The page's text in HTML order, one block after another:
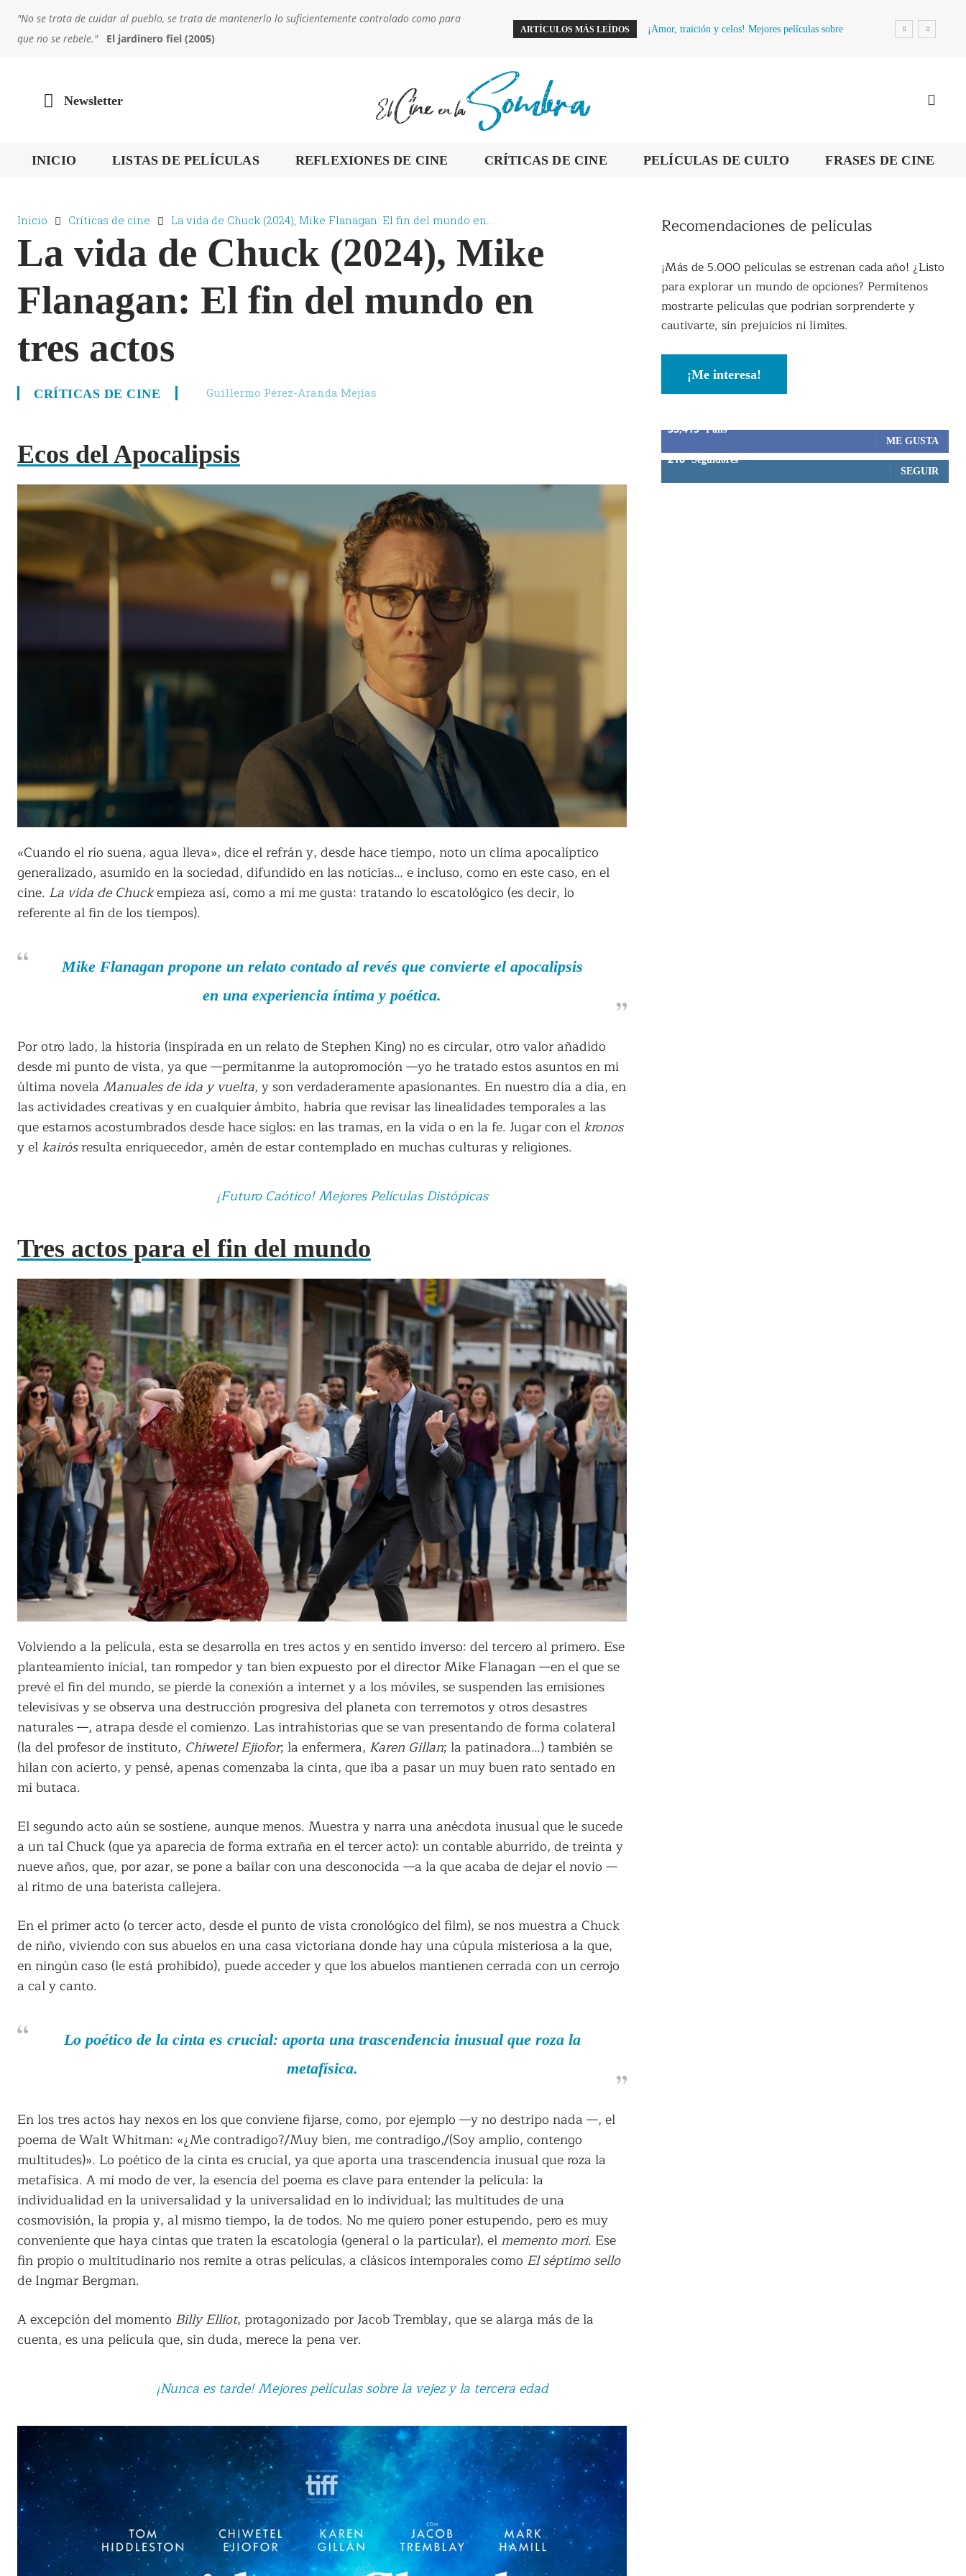
"No se trata de cuidar al pueblo, se trata de mantenerlo lo suficientemente controlado como para
que no se rebele."
El jardinero fiel (2005)
ARTÍCULOS MÁS LEÍDOS
¡Amor, traición y celos! Mejores películas sobre
Newsletter
INICIO LISTAS DE PELÍCULAS REFLEXIONES DE CINE CRÍTICAS DE CINE PELÍCULAS DE CULTO FRASES DE CINE
Inicio Críticas de cine La vida de Chuck (2024), Mike Flanagan: El fin del mundo en...
La vida de Chuck (2024), Mike
Flanagan: El fin del mundo en
tres actos
CRÍTICAS DE CINE Guillermo Pérez-Aranda Mejías
Ecos del Apocalipsis
«Cuando el río suena, agua lleva», dice el refrán y, desde hace tiempo, noto un clima apocalíptico
generalizado, asumido en la sociedad, difundido en las noticias… e incluso, como en este caso, en el
cine. La vida de Chuckempieza así, como a mí me gusta: tratando lo escatológico (es decir, lo
referente al fin de los tiempos).
Mike Flanagan propone un relato contado al revés que convierte el apocalipsis
en una experiencia íntima y poética.
Por otro lado, la historia (inspirada en un relato de Stephen King) no es circular, otro valor añadido
desde mi punto de vista, ya que —permítanme la autopromoción —yo he tratado estos asuntos en mi
última novela Manuales de ida y vuelta, y son verdaderamente apasionantes. En nuestro día a día, en
las actividades creativas y en cualquier ámbito, habría que revisar las linealidades temporales a las
que estamos acostumbrados desde hace siglos: en las tramas, en la vida o en la fe. Jugar con el kronos
y el kairósresulta enriquecedor, amén de estar contemplado en muchas culturas y religiones.
¡Futuro Caótico! Mejores Películas Distópicas
Tres actos para el fin del mundo
Volviendo a la película, esta se desarrolla en tres actos y en sentido inverso: del tercero al primero. Ese
planteamiento inicial, tan rompedor y tan bien expuesto por el director Mike Flanagan —en el que se
prevé el fin del mundo, se pierde la conexión a internet y a los móviles, se suspenden las emisiones
televisivas y se observa una destrucción progresiva del planeta con terremotos y otros desastres
naturales —, atrapa desde el comienzo. Las intrahistorias que se van presentando de forma colateral
(la del profesor de instituto, Chiwetel Ejiofor; la enfermera, Karen Gillan; la patinadora…) también se
hilan con acierto, y pensé, apenas comenzaba la cinta, que iba a pasar un muy buen rato sentado en
mi butaca.
El segundo acto aún se sostiene, aunque menos. Muestra y narra una anécdota inusual que le sucede
a un tal Chuck (que ya aparecía de forma extraña en el tercer acto): un contable aburrido, de treinta y
nueve años, que, por azar, se pone a bailar con una desconocida —a la que acaba de dejar el novio —
al ritmo de una baterista callejera.
En el primer acto (o tercer acto, desde el punto de vista cronológico del film), se nos muestra a Chuck
de niño, viviendo con sus abuelos en una casa victoriana donde hay una cúpula misteriosa a la que,
en ningún caso (le está prohibido), puede acceder y que los abuelos mantienen cerrada con un cerrojo
a cal y canto.
Lo poético de la cinta es crucial: aporta una trascendencia inusual que roza la
metafísica.
En los tres actos hay nexos en los que conviene fijarse, como, por ejemplo —y no destripo nada —, el
poema de Walt Whitman: «¿Me contradigo?/Muy bien, me contradigo,/(Soy amplio, contengo
multitudes)». Lo poético de la cinta es crucial, ya que aporta una trascendencia inusual que roza la
metafísica. A mi modo de ver, la esencia del poema es clave para entender la película: la
individualidad en la universalidad y la universalidad en lo individual; las multitudes de una
cosmovisión, la propia y, al mismo tiempo, la de todos. No me quiero poner estupendo, pero es muy
conveniente que haya cintas que traten la escatología (general o la particular), el memento mori. Ese
fin propio o multitudinario nos remite a otras películas, a clásicos intemporales como El séptimo sello
de Ingmar Bergman.
A excepción del momento Billy Elliot, protagonizado por Jacob Tremblay, que se alarga más de la
cuenta, es una película que, sin duda, merece la pena ver.
¡Nunca es tarde! Mejores películas sobre la vejez y la tercera edad
Recomendaciones de películas
¡Más de 5.000 películas se estrenan cada año! ¿Listo
para explorar un mundo de opciones? Permítenos
mostrarte películas que podrían sorprenderte y
cautivarte, sin prejuicios ni límites.
¡Me interesa!
53,415 Fans
ME GUSTA
218 Seguidores
SEGUIR